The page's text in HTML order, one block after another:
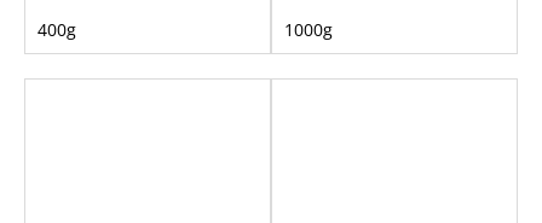
400g 1000g